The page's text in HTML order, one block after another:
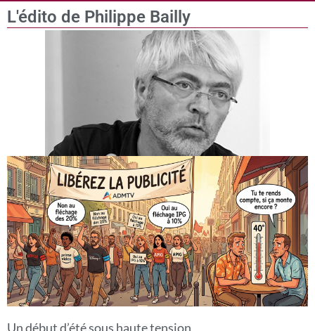
L'édito de Philippe Bailly
Un début d’été sous haute tension